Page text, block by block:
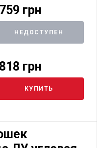
грн
НЕДОСТУПЕН
грн
КУПИТЬ